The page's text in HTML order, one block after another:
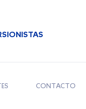
CONTACTO